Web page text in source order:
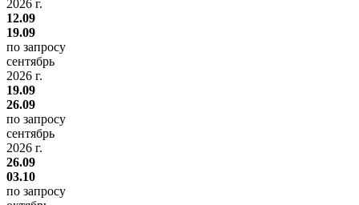
2026 г.
12.09
19.09
по запросу
сентябрь
2026 г.
19.09
26.09
по запросу
сентябрь
2026 г.
26.09
03.10
по запросу